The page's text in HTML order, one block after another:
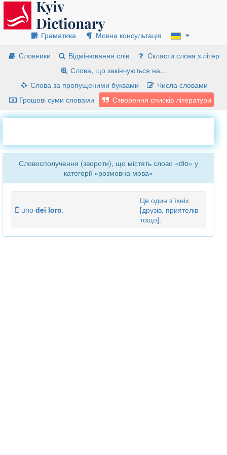
Граматика
Мовна консультація
Словники
Відмінювання слів
Скласти слова з літер
Слова, що закінчуються на…
Слова за пропущеними буквами
Числа словами
Грошові суми словами
Створення списків літератури
Словосполучення (звороти), що містять слово «dio» у
категорії «розмовна мова»
È uno dei loro.
Це один з їхніх
[друзів, приятелів
тощо].